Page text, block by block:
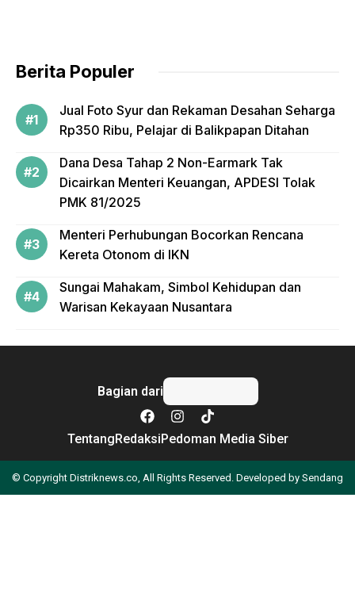
o
k
Berita Populer
Jual Foto Syur dan Rekaman Desahan Seharga
Rp350 Ribu, Pelajar di Balikpapan Ditahan
Dana Desa Tahap 2 Non-Earmark Tak
Dicairkan Menteri Keuangan, APDESI Tolak
PMK 81/2025
Menteri Perhubungan Bocorkan Rencana
Kereta Otonom di IKN
Sungai Mahakam, Simbol Kehidupan dan
Warisan Kekayaan Nusantara
Bagian dari
TentangRedaksiPedoman Media Siber
© Copyright Distriknews.co, All Rights Reserved. Developed by Sendang